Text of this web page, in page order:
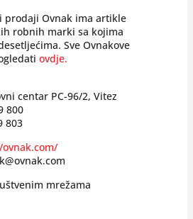
prodaji Ovnak ima artikle
robnih marki sa kojima
Sve Ovnakove
ovdje.
centar PC-96/2, Vitez
800
803
mrežama